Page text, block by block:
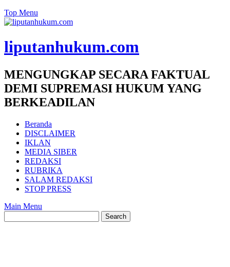
Top Menu
liputanhukum.com
MENGUNGKAP SECARA FAKTUAL
DEMI SUPREMASI HUKUM YANG
BERKEADILAN
Beranda
DISCLAIMER
IKLAN
MEDIA SIBER
REDAKSI
RUBRIKA
SALAM REDAKSI
STOP PRESS
Main Menu